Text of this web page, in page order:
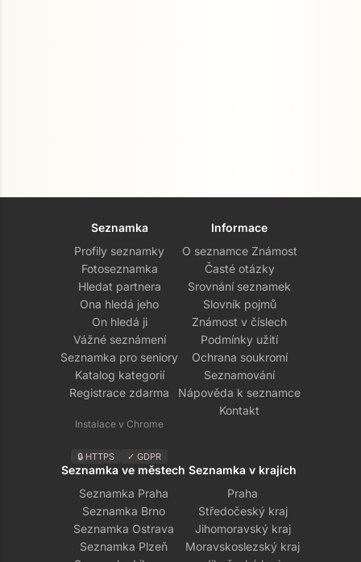
Seznamka
Profily seznamky
Fotoseznamka
Hledat partnera
Ona hledá jeho
On hledá ji
Vážné seznámení
Seznamka pro seniory
Katalog kategorií
Registrace zdarma
Instalace v Chrome
🔒 HTTPS ✓ GDPR
Informace
O seznamce Známost
Časté otázky
Srovnání seznamek
Slovník pojmů
Známost v číslech
Podmínky užití
Ochrana soukromí
Seznamování
Nápověda k seznamce
Kontakt
Seznamka ve městech
Seznamka Praha
Seznamka Brno
Seznamka Ostrava
Seznamka Plzeň
Seznamka v krajích
Praha
Středočeský kraj
Jihomoravský kraj
Moravskoslezský kraj